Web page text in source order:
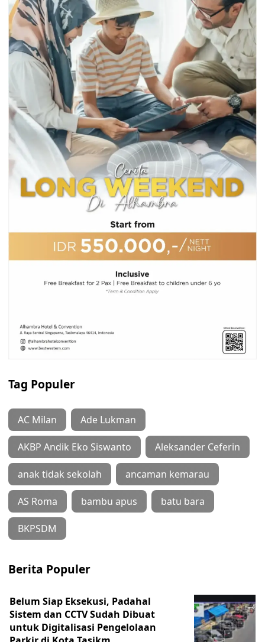
Tag Populer
AC Milan Ade Lukman
AKBP Andik Eko Siswanto Aleksander Ceferin
anak tidak sekolah ancaman kemarau
AS Roma bambu apus batu bara
BKPSDM
Berita Populer
Belum Siap Eksekusi, Padahal
Sistem dan CCTV Sudah Dibuat
untuk Digitalisasi Pengelolaan